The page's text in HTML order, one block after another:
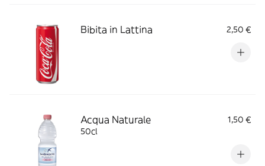
Bibita in Lattina 2,50 €
Acqua Naturale
1,50 €
50cl